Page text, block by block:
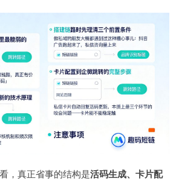
，真正省事的结构是活码生成、卡片配